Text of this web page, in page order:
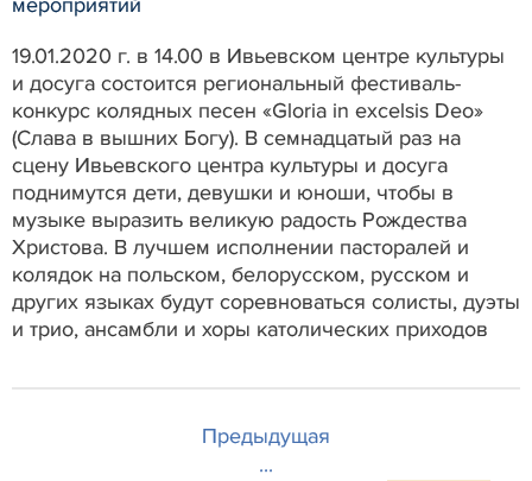
19.01.2020 г. в 14.00 в Ивьевском центре культуры
и досуга состоится региональный фестиваль-
конкурс колядных песен «Gloriа in exсelsis Deo»
(Слава в вышних Богу). В семнадцатый раз на
сцену Ивьевского центра культуры и досуга
поднимутся дети, девушки и юноши, чтобы в
музыке выразить великую радость Рождества
Христова. В лучшем исполнении пасторалей и
колядок на польском, белорусском, русском и
других языках будут соревноваться солисты, дуэты
и трио, ансамбли и хоры католических приходов
Предыдущая
...